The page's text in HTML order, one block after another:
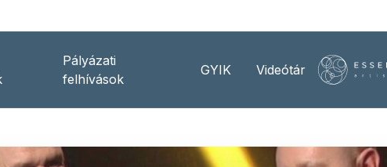
Pályázati
felhívások
GYIK Videótár